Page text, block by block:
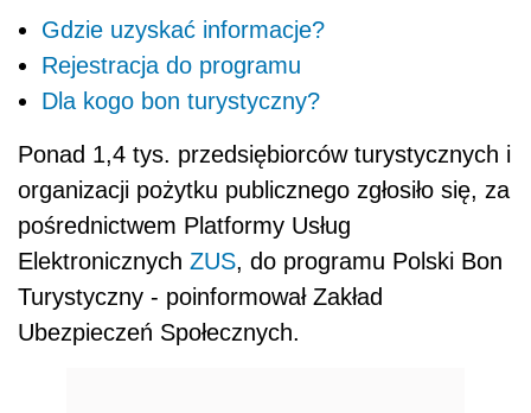
Gdzie uzyskać informacje?
Rejestracja do programu
Dla kogo bon turystyczny?
Ponad 1,4 tys. przedsiębiorców turystycznych i
organizacji pożytku publicznego zgłosiło się, za
pośrednictwem Platformy Usług
Elektronicznych ZUS, do programu Polski Bon
Turystyczny - poinformował Zakład
Ubezpieczeń Społecznych.